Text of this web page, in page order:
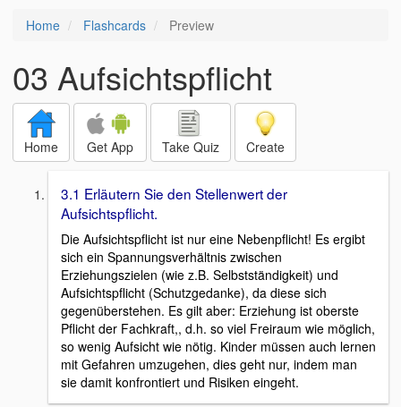
Home Flashcards Preview
03 Aufsichtspflicht
Home Get App Take Quiz Create
3.1 Erläutern Sie den Stellenwert der
Aufsichtspflicht.
Die Aufsichtspflicht ist nur eine Nebenpflicht! Es ergibt
sich ein Spannungsverhältnis zwischen
Erziehungszielen (wie z.B. Selbstständigkeit) und
Aufsichtspflicht (Schutzgedanke), da diese sich
gegenüberstehen. Es gilt aber: Erziehung ist oberste
Pflicht der Fachkraft,, d.h. so viel Freiraum wie möglich,
so wenig Aufsicht wie nötig. Kinder müssen auch lernen
mit Gefahren umzugehen, dies geht nur, indem man
sie damit konfrontiert und Risiken eingeht.